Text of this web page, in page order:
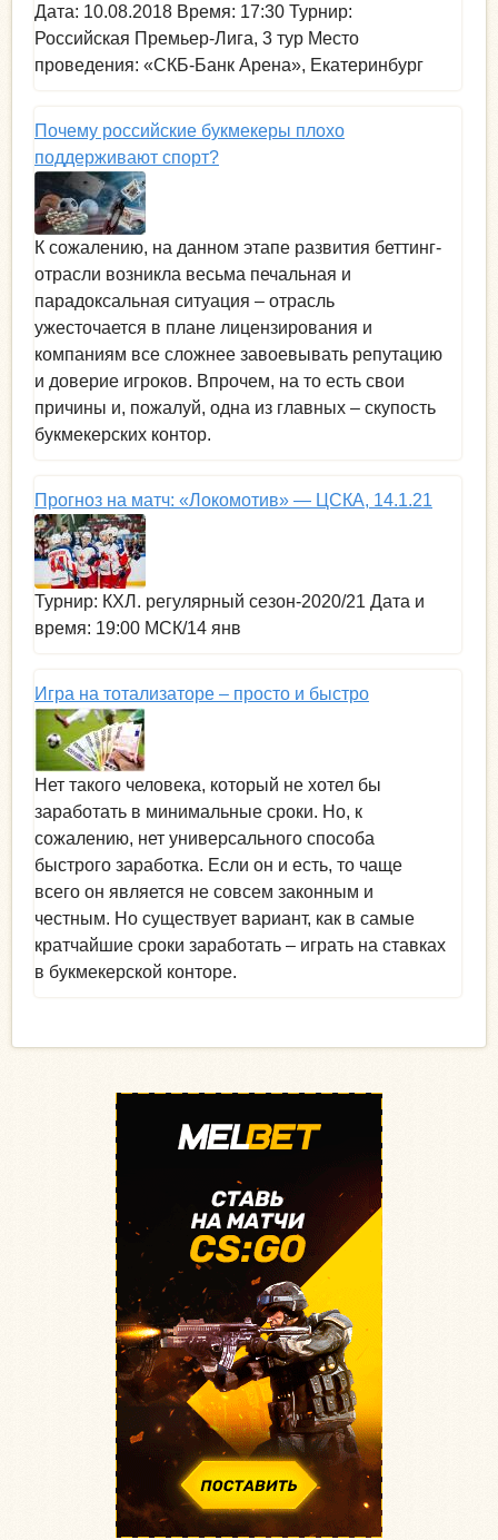
Дата: 10.08.2018 Время: 17:30 Турнир:
Российская Премьер-Лига, 3 тур Место
проведения: «СКБ-Банк Арена», Екатеринбург
Почему российские букмекеры плохо
поддерживают спорт?
К сожалению, на данном этапе развития беттинг-
отрасли возникла весьма печальная и
парадоксальная ситуация – отрасль
ужесточается в плане лицензирования и
компаниям все сложнее завоевывать репутацию
и доверие игроков. Впрочем, на то есть свои
причины и, пожалуй, одна из главных – скупость
букмекерских контор.
Прогноз на матч: «Локомотив» — ЦСКА, 14.1.21
Турнир: КХЛ. регулярный сезон-2020/21 Дата и
время: 19:00 МСК/14 янв
Игра на тотализаторе – просто и быстро
Нет такого человека, который не хотел бы
заработать в минимальные сроки. Но, к
сожалению, нет универсального способа
быстрого заработка. Если он и есть, то чаще
всего он является не совсем законным и
честным. Но существует вариант, как в самые
кратчайшие сроки заработать – играть на ставках
в букмекерской конторе.